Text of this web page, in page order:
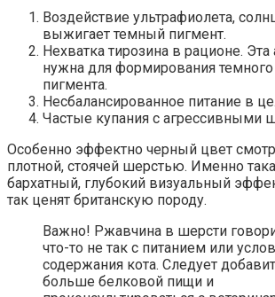
Воздействие ультрафиолета,
выжигает темный пигмент.
Нехватка тирозина в рационе.
нужна для формирования
пигмента.
Несбалансированное питание в
Частые купания с агрессивными
Особенно эффектно черный цвет
плотной, стоячей шерстью. Именно
бархатный, глубокий визуальный
так ценят британскую породу.
Важно! Ржавчина в шерсти
что-то не так с питанием или
содержания кота. Следует
больше белковой пищи и